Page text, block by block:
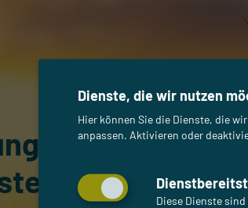
und
Dienste, die wir nutzen
Hier können Sie die Dienste, die
anpassen. Aktivieren oder
Diese Dienste